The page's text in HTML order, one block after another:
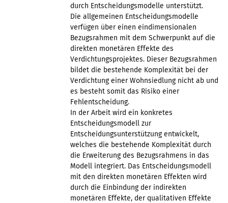
durch Entscheidungsmodelle unterstützt.
Die allgemeinen Entscheidungsmodelle
verfügen über einen eindimensionalen
Bezugsrahmen mit dem Schwerpunkt auf die
direkten monetären Effekte des
Verdichtungsprojektes. Dieser Bezugsrahmen
bildet die bestehende Komplexität bei der
Verdichtung einer Wohnsiedlung nicht ab und
es besteht somit das Risiko einer
Fehlentscheidung.
In der Arbeit wird ein konkretes
Entscheidungsmodell zur
Entscheidungsunterstützung entwickelt,
welches die bestehende Komplexität durch
die Erweiterung des Bezugsrahmens in das
Modell integriert. Das Entscheidungsmodell
mit den direkten monetären Effekten wird
durch die Einbindung der indirekten
monetären Effekte, der qualitativen Effekte